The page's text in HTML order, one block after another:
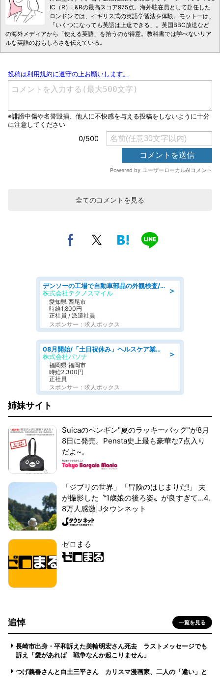
IC（R）L&Rの最高スコア975点。海外駐在員として赴任した
ロンドンでは、イギリス式の英語学習法を体験。モットーは、
「いくつになっても英語は上達できる」。英国BBC放送など
の海外メディアから「使える英語」を拾うのが得意。教科書では学べないリア
ルな英語のおもしろさを伝えている。
全てのコメントを見る
＞
デンソーの工場で自動車部品の外観検査/denso aichi
株式会社テクノスマイル
愛知県 西尾市
時給1,800円
正社員 / 派遣社員
スポンサー：求人ボックス
＞
08月開始/「土日祝休み」ヘルスケア業界の産業保健師/高時給/未経験OK/要資格:保健師、正看護師
株式会社パソナ
福岡県 福岡市
時給2,300円
正社員
スポンサー：求人ボックス
姉妹サイト
Suicaのペンギン"夏のラッキーバッグ"が8月
8日に発売。Pensta史上最も豪華な7点入り
だよ~。
「ジブリの世界」「冒険のはじまりだ!」 夫
が撮影した〝1歳娘の後ろ姿〟が良すぎて...4.
8万人感激|Jタウンネット
ゼロまる
追悼 一覧を見る
長崎市出身・平和訴えた美輪明宏さん死去 ラストメッセージでも
訴え「愛があれば 戦争なんか起こりません」
つげ義春さんと白土三平さん カリスマ漫画家、二人の「違い」と